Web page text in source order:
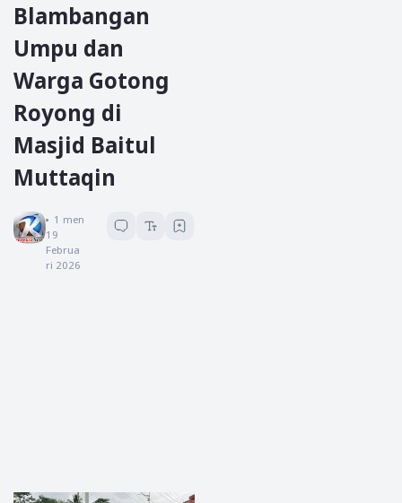
Blambangan
Umpu dan
Warga Gotong
Royong di
Masjid Baitul
Muttaqin
Koreksi News
1 menit baca
19
Februa
ri 2026